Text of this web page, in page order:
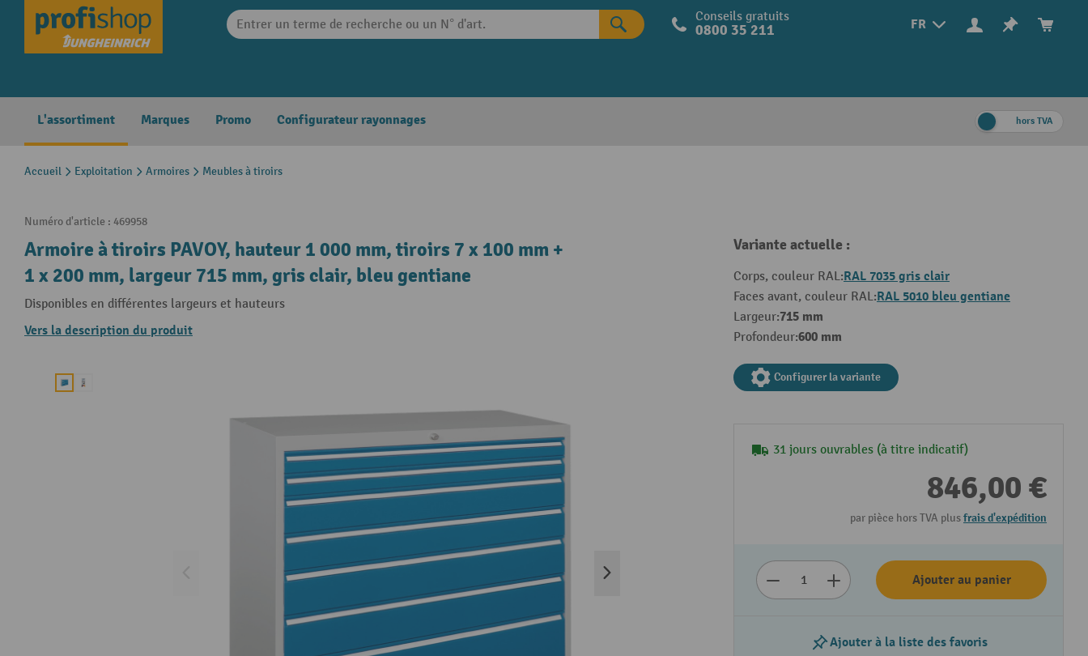
Skip to main navigation FR
Conseils gratuits
0800 35 211
L'assortiment Marques Promo Configurateur rayonnages hors TVA
Accueil Exploitation Armoires Meubles à tiroirs
Numéro d'article : 469958
Armoire à tiroirs PAVOY, hauteur 1 000 mm, tiroirs 7 x 100 mm +
1 x 200 mm, largeur 715 mm, gris clair, bleu gentiane
Disponibles en différentes largeurs et hauteurs
Vers la description du produit
Variante actuelle :
Corps, couleur RAL:RAL 7035 gris clair
Faces avant, couleur RAL:RAL 5010 bleu gentiane
Largeur:715 mm
Profondeur:600 mm
Configurer la variante
31 jours ouvrables (à titre indicatif)
846,00 €
par pièce hors TVA plusfrais d'expédition
Ajouter au panier
Ajouter à la liste des favoris